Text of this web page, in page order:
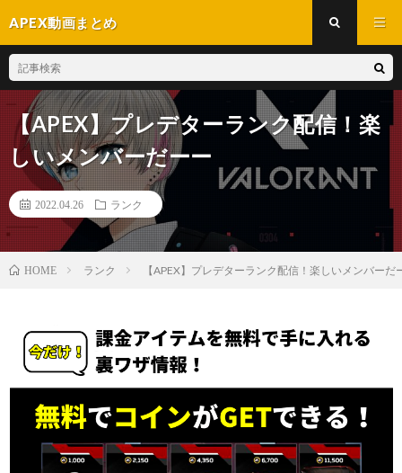
APEX動画まとめ
【APEX】プレデターランク配信！楽
しいメンバーだーー
2022.04.26 ランク
HOME ランク 【APEX】プレデターランク配信！楽しいメンバーだ